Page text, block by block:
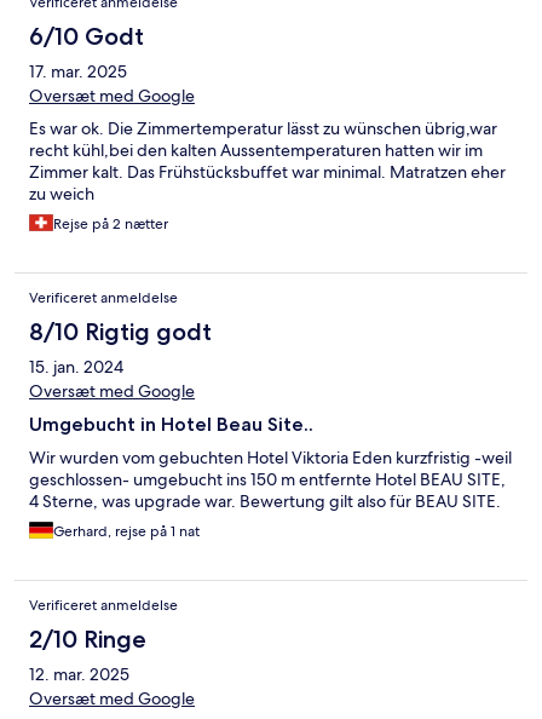
6/10 Godt
17. mar. 2025
Oversæt med Google
Es war ok. Die Zimmertemperatur lässt zu wünschen übrig,war
recht kühl,bei den kalten Aussentemperaturen hatten wir im
Zimmer kalt. Das Frühstücksbuffet war minimal. Matratzen eher
zu weich
Rejse på 2 nætter
Verificeret anmeldelse
8/10 Rigtig godt
15. jan. 2024
Oversæt med Google
Umgebucht in Hotel Beau Site..
Wir wurden vom gebuchten Hotel Viktoria Eden kurzfristig -weil
geschlossen- umgebucht ins 150 m entfernte Hotel BEAU SITE,
4 Sterne, was upgrade war. Bewertung gilt also für BEAU SITE.
Gerhard, rejse på 1 nat
Verificeret anmeldelse
2/10 Ringe
12. mar. 2025
Oversæt med Google